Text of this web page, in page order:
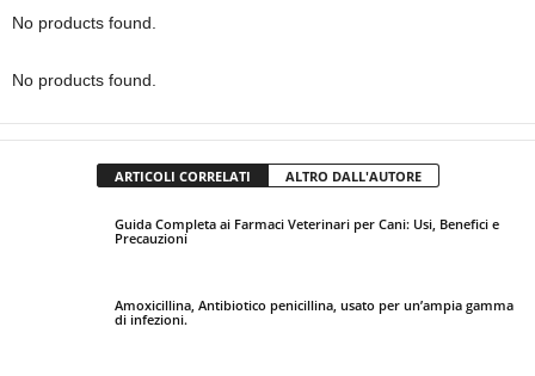
No products found.
No products found.
ARTICOLI CORRELATI ALTRO DALL'AUTORE
Guida Completa ai Farmaci Veterinari per Cani: Usi, Benefici e
Precauzioni
Amoxicillina, Antibiotico penicillina, usato per un’ampia gamma
di infezioni.